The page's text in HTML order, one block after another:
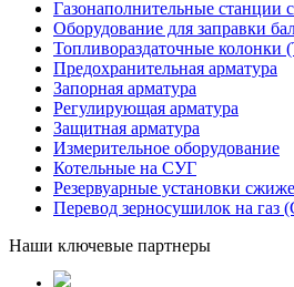
Газонаполнительные станции
Оборудование для заправки
Топливораздаточные колонки
Предохранительная арматура
Запорная арматура
Регулирующая арматура
Защитная арматура
Измерительное оборудование
Котельные на СУГ
Резервуарные установки
Перевод зерносушилок на газ
Наши ключевые партнеры